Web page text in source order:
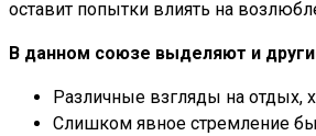
оставит попытки влиять на
В данном союзе выделяют и
Различные взгляды на отдых,
Слишком явное стремление